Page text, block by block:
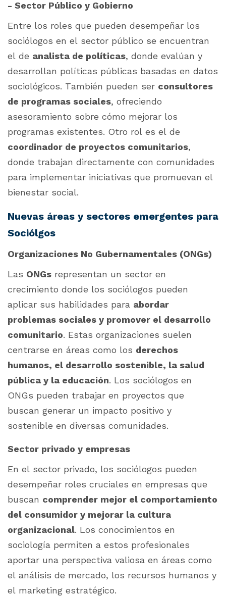
- Sector Público y Gobierno
Entre los roles que pueden desempeñar los
sociólogos en el sector público se encuentran
el de analista de políticas, donde evalúan y
desarrollan políticas públicas basadas en datos
sociológicos. También pueden ser consultores
de programas sociales, ofreciendo
asesoramiento sobre cómo mejorar los
programas existentes. Otro rol es el de
coordinador de proyectos comunitarios,
donde trabajan directamente con comunidades
para implementar iniciativas que promuevan el
bienestar social.
Nuevas áreas y sectores emergentes para
Sociólgos
Organizaciones No Gubernamentales (ONGs)
Las ONGs representan un sector en
crecimiento donde los sociólogos pueden
aplicar sus habilidades para abordar
problemas sociales y promover el desarrollo
comunitario. Estas organizaciones suelen
centrarse en áreas como los derechos
humanos, el desarrollo sostenible, la salud
pública y la educación. Los sociólogos en
ONGs pueden trabajar en proyectos que
buscan generar un impacto positivo y
sostenible en diversas comunidades.
Sector privado y empresas
En el sector privado, los sociólogos pueden
desempeñar roles cruciales en empresas que
buscan comprender mejor el comportamiento
del consumidor y mejorar la cultura
organizacional. Los conocimientos en
sociología permiten a estos profesionales
aportar una perspectiva valiosa en áreas como
el análisis de mercado, los recursos humanos y
el marketing estratégico.